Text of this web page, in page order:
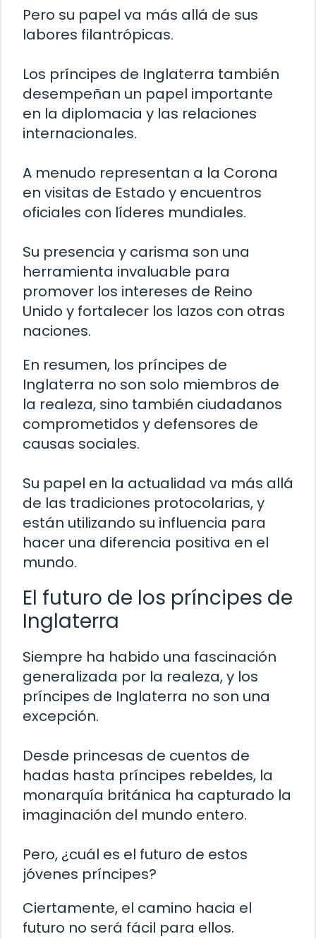
Pero su papel va más allá de sus
labores filantrópicas.
Los príncipes de Inglaterra también
desempeñan un papel importante
en la diplomacia y las relaciones
internacionales.
A menudo representan a la Corona
en visitas de Estado y encuentros
oficiales con líderes mundiales.
Su presencia y carisma son una
herramienta invaluable para
promover los intereses de Reino
Unido y fortalecer los lazos con otras
naciones.
En resumen, los príncipes de
Inglaterra no son solo miembros de
la realeza, sino también ciudadanos
comprometidos y defensores de
causas sociales.
Su papel en la actualidad va más allá
de las tradiciones protocolarias, y
están utilizando su influencia para
hacer una diferencia positiva en el
mundo.
El futuro de los príncipes de
Inglaterra
Siempre ha habido una fascinación
generalizada por la realeza, y los
príncipes de Inglaterra no son una
excepción.
Desde princesas de cuentos de
hadas hasta príncipes rebeldes, la
monarquía británica ha capturado la
imaginación del mundo entero.
Pero, ¿cuál es el futuro de estos
jóvenes príncipes?
Ciertamente, el camino hacia el
futuro no será fácil para ellos.